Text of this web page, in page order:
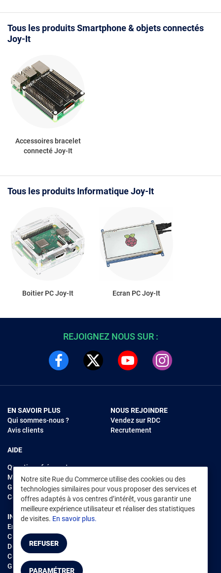
Tous les produits Smartphone & objets connectés
Joy-It
Accessoires bracelet
connecté Joy-It
Tous les produits Informatique Joy-It
Boitier PC Joy-It Ecran PC Joy-It
REJOIGNEZ NOUS SUR :
EN SAVOIR PLUS
Qui sommes-nous ?
Avis clients
AIDE
Questions fréquentes
Modes de règlements
Garantie et retours
Contacter Rue du Commerce
NOUS REJOINDRE
Vendez sur RDC
Recrutement
INFORMATIONS LÉGALES
Environnement
CGV /CGU Marketplace
Données personnelles
Cookies
Gérer mes cookies
Notre site Rue du Commerce utilise des cookies ou des
technologies similaires pour vous proposer des services et
offres adaptés à vos centres d’intérêt, vous garantir une
meilleure expérience utilisateur et réaliser des statistiques
de visites. En savoir plus.
REFUSER
PARAMÉTRER